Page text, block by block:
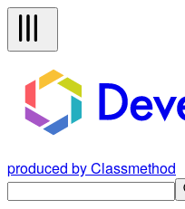
produced by Classmethod